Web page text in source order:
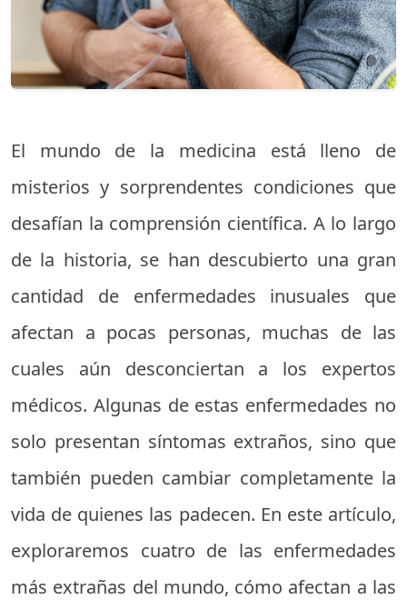
El mundo de la medicina está lleno de
misterios y sorprendentes condiciones que
desafían la comprensión científica. A lo largo
de la historia, se han descubierto una gran
cantidad de enfermedades inusuales que
afectan a pocas personas, muchas de las
cuales aún desconciertan a los expertos
médicos. Algunas de estas enfermedades no
solo presentan síntomas extraños, sino que
también pueden cambiar completamente la
vida de quienes las padecen. En este artículo,
exploraremos cuatro de las enfermedades
más extrañas del mundo, cómo afectan a las